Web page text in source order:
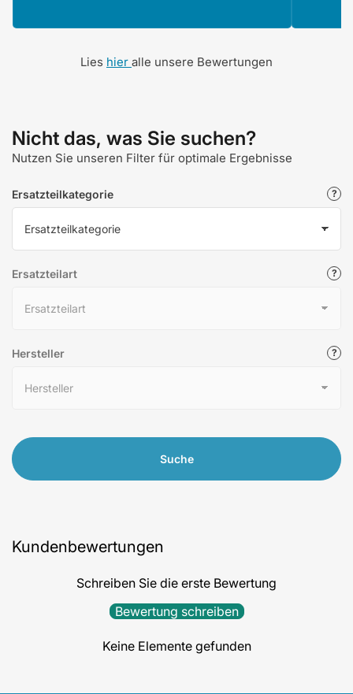
Lies hier alle unsere Bewertungen
Nicht das, was Sie suchen?
Nutzen Sie unseren Filter für optimale Ergebnisse
Ersatzteilkategorie
Ersatzteilart
Hersteller
Suche
Kundenbewertungen
Schreiben Sie die erste Bewertung
Bewertung schreiben
Keine Elemente gefunden